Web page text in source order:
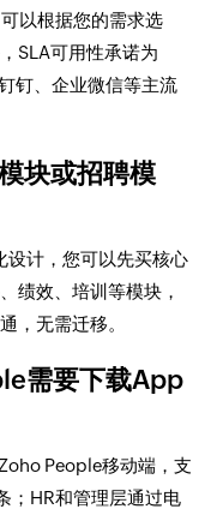
以根据您的需求选
SLA可用性承诺为
钉、企业微信等主流
块或招聘模
设计，您可以先买核心
绩效、培训等模块，
，无需迁移。
需要下载App
People移动端，支
；HR和管理层通过电